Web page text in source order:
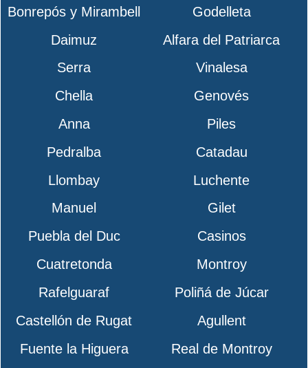
Bonrepós y Mirambell
Godelleta
Daimuz
Alfara del Patriarca
Serra
Vinalesa
Chella
Genovés
Anna
Piles
Pedralba
Catadau
Llombay
Luchente
Manuel
Gilet
Puebla del Duc
Casinos
Cuatretonda
Montroy
Rafelguaraf
Poliñá de Júcar
Castellón de Rugat
Agullent
Fuente la Higuera
Real de Montroy